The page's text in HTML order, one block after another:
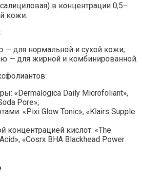
в концентрации 0,5–
кожи.
— для нормальной и сухой кожи;
— для жирной и комбинированной.
«Dermalogica Daily Microfoliant»,
Pore»;
«Pixi Glow Tonic», «Klairs Supple
концентрацией кислот: «The
«Cosrx BHA Blackhead Power